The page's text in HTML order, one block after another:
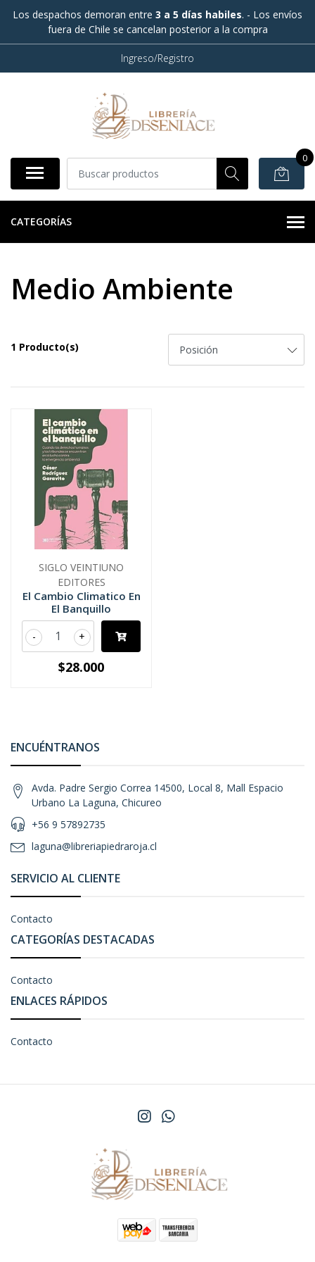
Los despachos demoran entre 3 a 5 días habiles. - Los envíos
fuera de Chile se cancelan posterior a la compra
Ingreso/Registro
0
CATEGORÍAS
Medio Ambiente
1 Producto(s)
SIGLO VEINTIUNO
EDITORES
El Cambio Climatico En
El Banquillo
+
-
$28.000
ENCUÉNTRANOS
Avda. Padre Sergio Correa 14500, Local 8, Mall Espacio
Urbano La Laguna, Chicureo
+56 9 57892735
laguna@libreriapiedraroja.cl
SERVICIO AL CLIENTE
Contacto
CATEGORÍAS DESTACADAS
Contacto
ENLACES RÁPIDOS
Contacto